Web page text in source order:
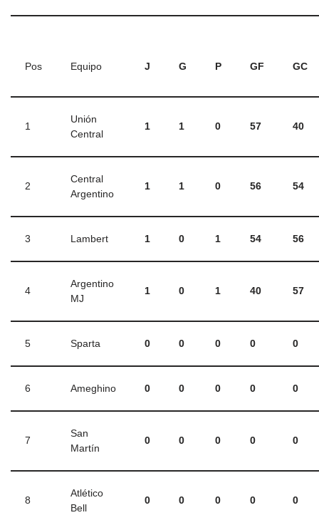
Pos Equipo J G P GF GC
1
Unión
Central
1 1 0 57 40
2
Central
Argentino
1 1 0 56 54
3 Lambert 1 0 1 54 56
4
Argentino
MJ
1 0 1 40 57
5 Sparta 0 0 0 0 0
6 Ameghino 0 0 0 0 0
7
San
Martín
0 0 0 0 0
8
Atlético
Bell
0 0 0 0 0